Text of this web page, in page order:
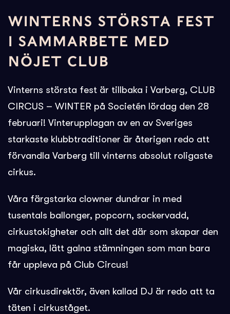
WINTERNS STÖRSTA FEST
I SAMMARBETE MED
NÖJET CLUB
Vinterns största fest är tillbaka i Varberg, CLUB
CIRCUS – WINTER på Societén lördag den 28
februari! Vinterupplagan av en av Sveriges
starkaste klubbtraditioner är återigen redo att
förvandla Varberg till vinterns absolut roligaste
cirkus.
Våra färgstarka clowner dundrar in med
tusentals ballonger, popcorn, sockervadd,
cirkustokigheter och allt det där som skapar den
magiska, lätt galna stämningen som man bara
får uppleva på Club Circus!
Vår cirkusdirektör, även kallad DJ är redo att ta
täten i cirkuståget.